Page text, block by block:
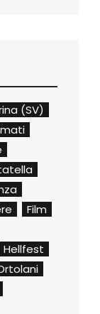
(SV)
Film
Hellfest